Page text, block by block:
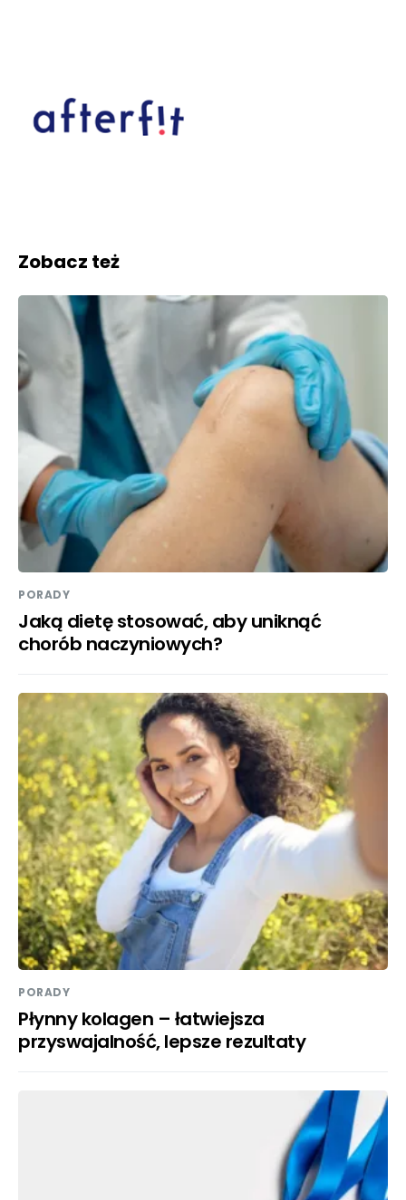
Zobacz też
PORADY
Jaką dietę stosować, aby uniknąć
chorób naczyniowych?
PORADY
Płynny kolagen – łatwiejsza
przyswajalność, lepsze rezultaty